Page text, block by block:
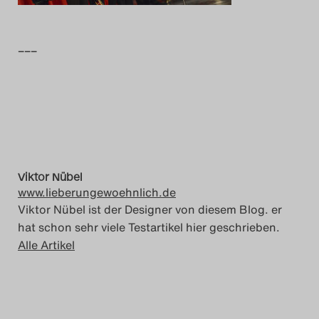
2016
Das Theatertreffen-Blog
–––
Viktor Nübel
www.lieberungewoehnlich.de
Viktor Nübel ist der Designer von diesem Blog. er
hat schon sehr viele Testartikel hier geschrieben.
Alle Artikel